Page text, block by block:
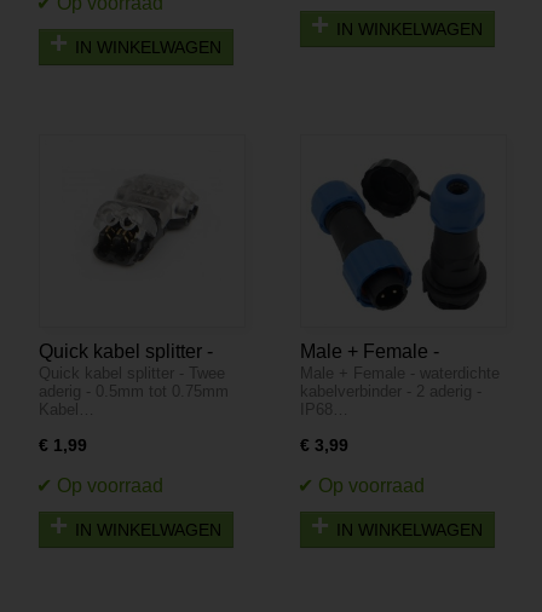
IN WINKELWAGEN
IN WINKELWAGEN
Quick kabel splitter -
Twee aderig - 0.5mm2
tot 0.75mm
Quick kabel splitter - Twee
aderig - 0.5mm tot 0.75mm
Kabel…
€ 1,99
IN WINKELWAGEN
Male + Female -
waterdichte
kabelverbinder - 2
Male + Female - waterdichte
kabelverbinder - 2 aderig -
IP68…
€ 3,99
IN WINKELWAGEN